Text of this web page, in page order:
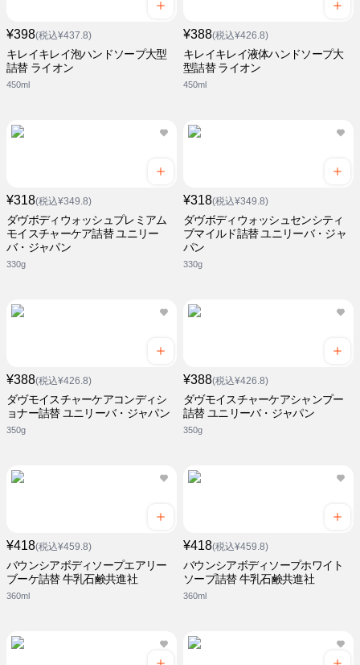
¥398(税込¥437.8)
キレイキレイ泡ハンドソープ大型
詰替 ライオン
450ml
¥388(税込¥426.8)
キレイキレイ液体ハンドソープ大
型詰替 ライオン
450ml
¥318(税込¥349.8)
ダヴボディウォッシュプレミアム
モイスチャーケア詰替 ユニリー
バ・ジャパン
330g
¥318(税込¥349.8)
ダヴボディウォッシュセンシティ
ブマイルド詰替 ユニリーバ・ジャ
パン
330g
¥388(税込¥426.8)
ダヴモイスチャーケアコンディシ
ョナー詰替 ユニリーバ・ジャパン
350g
¥388(税込¥426.8)
ダヴモイスチャーケアシャンプー
詰替 ユニリーバ・ジャパン
350g
¥418(税込¥459.8)
バウンシアボディソープエアリー
ブーケ詰替 牛乳石鹸共進社
360ml
¥418(税込¥459.8)
バウンシアボディソープホワイト
ソープ詰替 牛乳石鹸共進社
360ml